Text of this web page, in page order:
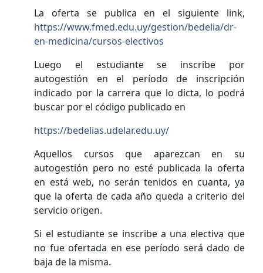
La oferta se publica en el siguiente link,
https://www.fmed.edu.uy/gestion/bedelia/dr-
en-medicina/cursos-electivos
Luego el estudiante se inscribe por
autogestión en el período de inscripción
indicado por la carrera que lo dicta, lo podrá
buscar por el código publicado en
https://bedelias.udelar.edu.uy/
Aquellos cursos que aparezcan en su
autogestión pero no esté publicada la oferta
en está web, no serán tenidos en cuanta, ya
que la oferta de cada año queda a criterio del
servicio origen.
Si el estudiante se inscribe a una electiva que
no fue ofertada en ese período será dado de
baja de la misma.